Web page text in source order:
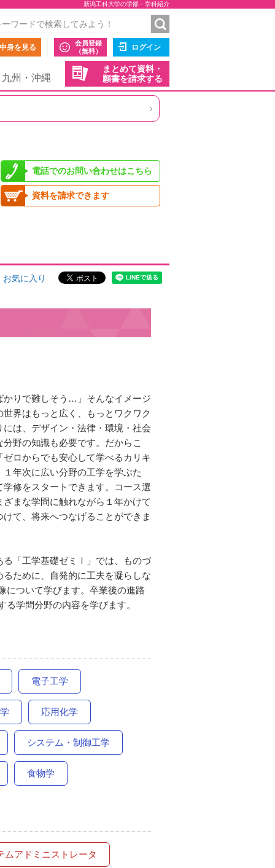
新潟工科大学の学部・学科紹介
身を見る
会員登録
（無料）
ログイン
まとめて資料・
願書を請求する
九州・沖縄
›
電話でのお問い合わせはこちら
資料を請求できます
お気に入り
かりで難しそう…」そんなイメージ
界はもっと広く、もっとワクワク
は、デザイン・法律・環境・社会
野の知識も必要です。だからこ
ロからでも安心して学べるカリキ
１年次に広い分野の工学を学ぶた
修をスタートできます。コース選
まな学問に触れながら１年かけて
て、将来へつなげることができま
る「工学基礎ゼミⅠ」では、ものづ
るために、自発的に工夫を凝らしな
について学びます。卒業後の進路
学問分野の内容を学びます。
電子工学
応用化学
システム・制御工学
食物学
ムアドミニストレータ